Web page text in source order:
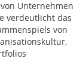
Unternehmen
verdeutlicht das
von